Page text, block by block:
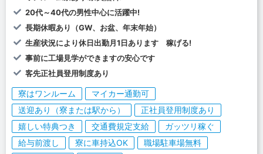
20代～40代の男性中心に活躍中!
長期休暇あり（GW、お盆、年末年始）
生産状況により休日出勤月1日あります 稼げる!
事前に工場見学ができますの安心です
客先正社員登用制度あり
寮はワンルーム
マイカー通勤可
送迎あり（寮または駅から）
正社員登用制度あり
嬉しい特典つき
交通費規定支給
ガッツリ稼ぐ
給与前渡し
寮に車持込OK
職場駐車場無料